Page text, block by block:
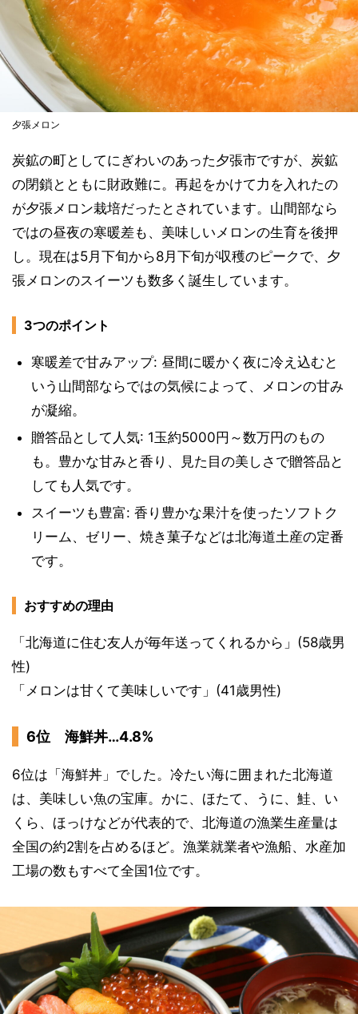
夕張メロン
炭鉱の町としてにぎわいのあった夕張市ですが、炭鉱
の閉鎖とともに財政難に。再起をかけて力を入れたの
が夕張メロン栽培だったとされています。山間部なら
ではの昼夜の寒暖差も、美味しいメロンの生育を後押
し。現在は5月下旬から8月下旬が収穫のピークで、夕
張メロンのスイーツも数多く誕生しています。
3つのポイント
寒暖差で甘みアップ: 昼間に暖かく夜に冷え込むと
いう山間部ならではの気候によって、メロンの甘み
が凝縮。
贈答品として人気: 1玉約5000円～数万円のもの
も。豊かな甘みと香り、見た目の美しさで贈答品と
しても人気です。
スイーツも豊富: 香り豊かな果汁を使ったソフトク
リーム、ゼリー、焼き菓子などは北海道土産の定番
です。
おすすめの理由
「北海道に住む友人が毎年送ってくれるから」(58歳男
性)
「メロンは甘くて美味しいです」(41歳男性)
6位 海鮮丼…4.8%
6位は「海鮮丼」でした。冷たい海に囲まれた北海道
は、美味しい魚の宝庫。かに、ほたて、うに、鮭、い
くら、ほっけなどが代表的で、北海道の漁業生産量は
全国の約2割を占めるほど。漁業就業者や漁船、水産加
工場の数もすべて全国1位です。